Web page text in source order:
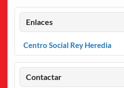
Enlaces
Centro Social Rey Heredia
Contactar